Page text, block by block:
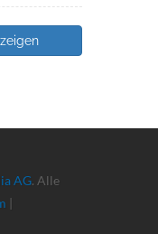
AG. Alle
|